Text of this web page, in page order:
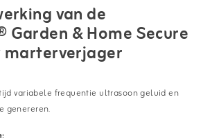
van de
Garden & Home Secure
variabele frequentie ultrasoon geluid en
genereren.